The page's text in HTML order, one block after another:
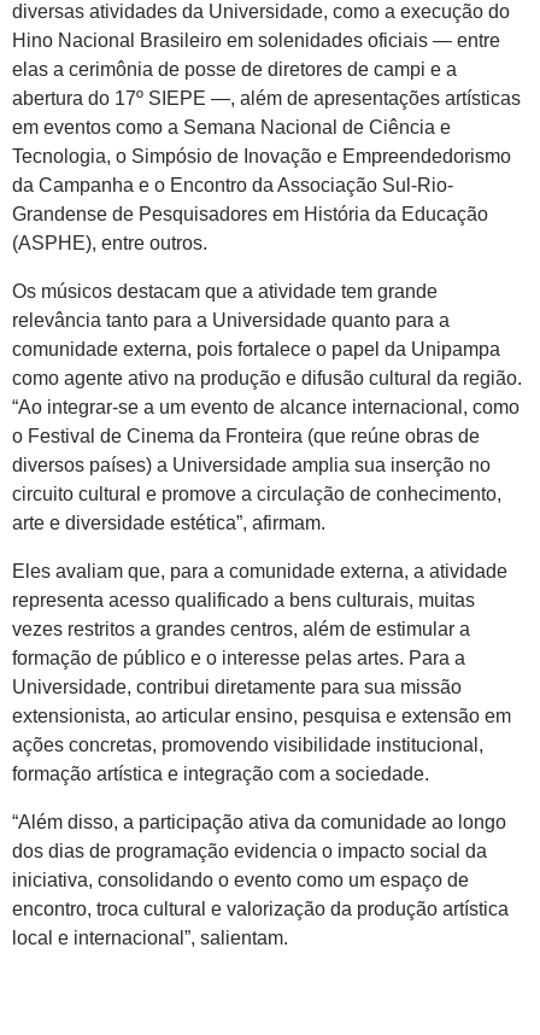
diversas atividades da Universidade, como a execução do
Hino Nacional Brasileiro em solenidades oficiais — entre
elas a cerimônia de posse de diretores de campi e a
abertura do 17º SIEPE —, além de apresentações artísticas
em eventos como a Semana Nacional de Ciência e
Tecnologia, o Simpósio de Inovação e Empreendedorismo
da Campanha e o Encontro da Associação Sul-Rio-
Grandense de Pesquisadores em História da Educação
(ASPHE), entre outros.
Os músicos destacam que a atividade tem grande
relevância tanto para a Universidade quanto para a
comunidade externa, pois fortalece o papel da Unipampa
como agente ativo na produção e difusão cultural da região.
“Ao integrar-se a um evento de alcance internacional, como
o Festival de Cinema da Fronteira (que reúne obras de
diversos países) a Universidade amplia sua inserção no
circuito cultural e promove a circulação de conhecimento,
arte e diversidade estética”, afirmam.
Eles avaliam que, para a comunidade externa, a atividade
representa acesso qualificado a bens culturais, muitas
vezes restritos a grandes centros, além de estimular a
formação de público e o interesse pelas artes. Para a
Universidade, contribui diretamente para sua missão
extensionista, ao articular ensino, pesquisa e extensão em
ações concretas, promovendo visibilidade institucional,
formação artística e integração com a sociedade.
“Além disso, a participação ativa da comunidade ao longo
dos dias de programação evidencia o impacto social da
iniciativa, consolidando o evento como um espaço de
encontro, troca cultural e valorização da produção artística
local e internacional”, salientam.